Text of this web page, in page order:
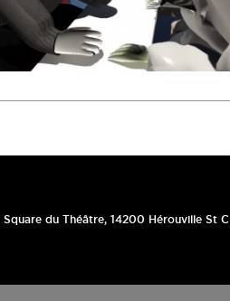
Square du Théâtre, 14200 Hérouville St